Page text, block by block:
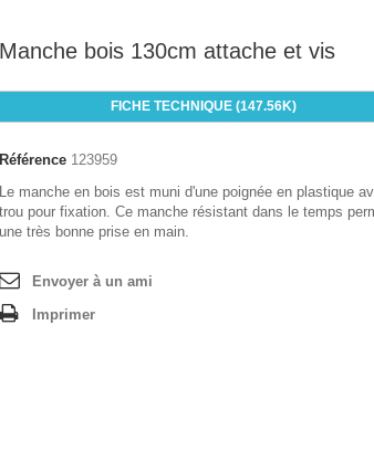
Manche bois 130cm attache et vis
FICHE TECHNIQUE (147.56K)
Référence 123959
Le manche en bois est muni d'une poignée en plastique
trou pour fixation. Ce manche résistant dans le temps
une très bonne prise en main.
Envoyer à un ami
Imprimer